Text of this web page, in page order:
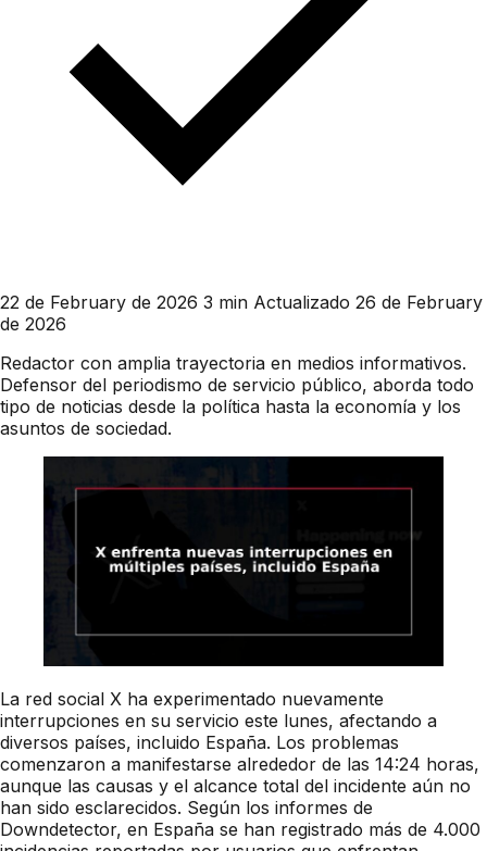
22 de February de 2026 3 min Actualizado 26 de February
de 2026
Redactor con amplia trayectoria en medios informativos.
Defensor del periodismo de servicio público, aborda todo
tipo de noticias desde la política hasta la economía y los
asuntos de sociedad.
La red social X ha experimentado nuevamente
interrupciones en su servicio este lunes, afectando a
diversos países, incluido España. Los problemas
comenzaron a manifestarse alrededor de las 14:24 horas,
aunque las causas y el alcance total del incidente aún no
han sido esclarecidos. Según los informes de
Downdetector, en España se han registrado más de 4.000